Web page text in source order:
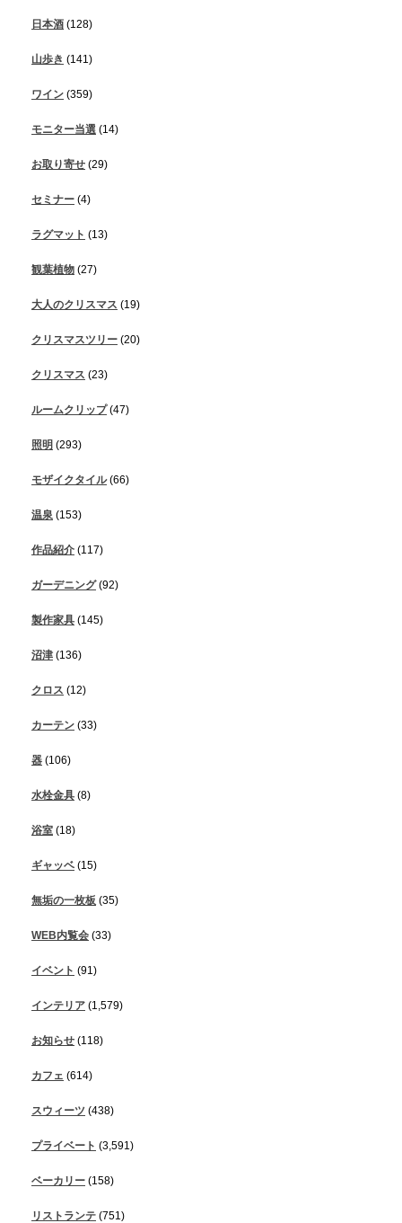
日本酒 (128)
山歩き (141)
ワイン (359)
モニター当選 (14)
お取り寄せ (29)
セミナー (4)
ラグマット (13)
観葉植物 (27)
大人のクリスマス (19)
クリスマスツリー (20)
クリスマス (23)
ルームクリップ(47)
照明 (293)
モザイクタイル(66)
温泉 (153)
作品紹介 (117)
ガーデニング(92)
製作家具 (145)
沼津 (136)
クロス (12)
カーテン (33)
器 (106)
水栓金具 (8)
浴室 (18)
ギャッベ (15)
無垢の一枚板 (35)
WEB内覧会 (33)
イベント (91)
インテリア (1,579)
お知らせ (118)
カフェ (614)
スウィーツ (438)
プライベート (3,591)
ベーカリー (158)
リストランテ (751)